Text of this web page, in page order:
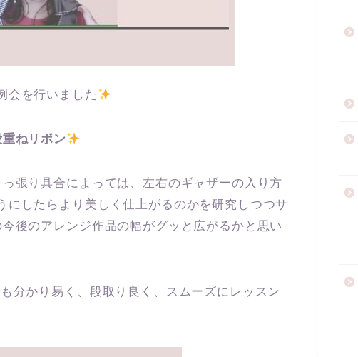
会を行いました
ねリボン
張り具合によっては、左右のギャザーの入り方
したらより美しく仕上がるのかを研究しつつサ
後のアレンジ作品の幅がグッと広がるかと思い
分かり易く、段取り良く、スムーズにレッスン